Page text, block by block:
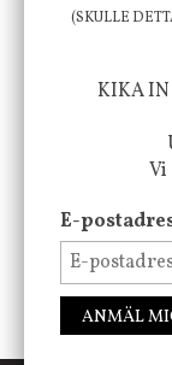
FÖLJ
(SKULLE
KIKA IN
Vi
E-
ANMÄL